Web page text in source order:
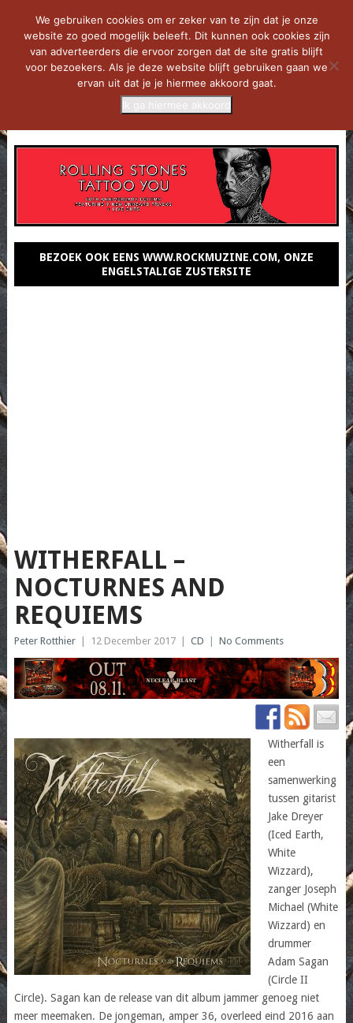
BEZOEK OOK EENS WWW.ROCKMUZINE.COM, ONZE
ENGELSTALIGE ZUSTERSITE
WITHERFALL –
NOCTURNES AND
REQUIEMS
Peter Rotthier 12 December 2017 CD No Comments
Witherfall is
een
samenwerking
tussen gitarist
Jake Dreyer
(Iced Earth,
White
Wizzard),
zanger Joseph
Michael (White
Wizzard) en
drummer
Adam Sagan
(Circle II
Circle). Sagan kan de release van dit album jammer genoeg niet
meer meemaken. De jongeman, amper 36, overleed eind 2016 aan
We gebruiken cookies om er zeker van te zijn dat je onze
website zo goed mogelijk beleeft. Dit kunnen ook cookies zijn
van adverteerders die ervoor zorgen dat de site gratis blijft
voor bezoekers. Als je deze website blijft gebruiken gaan we
ervan uit dat je je hiermee akkoord gaat.
Ik ga hiermee akkoord